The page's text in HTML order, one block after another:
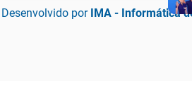
Desenvolvido por IMA - Informática